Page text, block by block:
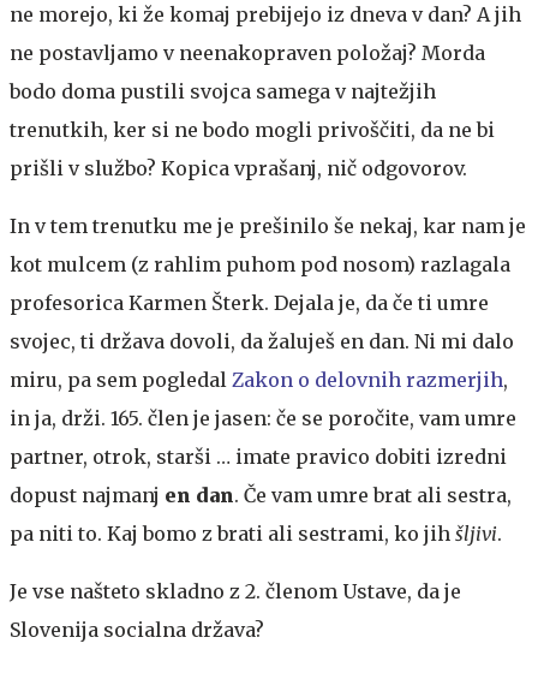
ne morejo, ki že komaj prebijejo iz dneva v dan? A jih
ne postavljamo v neenakopraven položaj? Morda
bodo doma pustili svojca samega v najtežjih
trenutkih, ker si ne bodo mogli privoščiti, da ne bi
prišli v službo? Kopica vprašanj, nič odgovorov.
In v tem trenutku me je prešinilo še nekaj, kar nam je
kot mulcem (z rahlim puhom pod nosom) razlagala
profesorica Karmen Šterk. Dejala je, da če ti umre
svojec, ti država dovoli, da žaluješ en dan. Ni mi dalo
miru, pa sem pogledal Zakon o delovnih razmerjih,
in ja, drži. 165. člen je jasen: če se poročite, vam umre
partner, otrok, starši … imate pravico dobiti izredni
dopust najmanj en dan. Če vam umre brat ali sestra,
pa niti to. Kaj bomo z brati ali sestrami, ko jih šljivi.
Je vse našteto skladno z 2. členom Ustave, da je
Slovenija socialna država?